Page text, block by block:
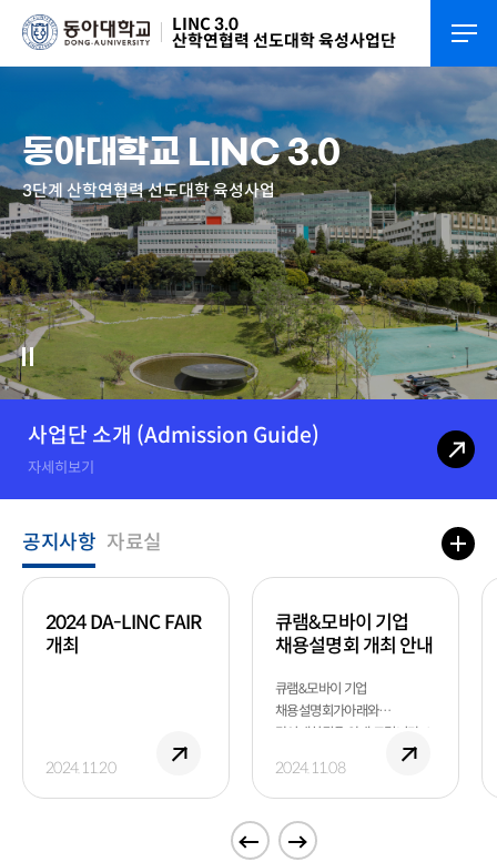
LINC 3.0
산학연협력 선도대학 육성사업단
동아대학교 LINC 3.0
3단계 산학연협력 선도대학 육성사업
사업단 소개 (Admission Guide)
자세히보기
공지사항
2024 DA-LINC FAIR
개최
2024.11.20
큐램&모바이 기업
채용설명회 개최 안내
큐램&모바이 기업
채용설명회가아래와
같이개최됨을 안내 드립니다. 1.
16:00~18:00 2. 장 소:
국립한국해양대학교
산학허브관(G2) 301-5호 3.
참여대상: 부산 지역 대학교의
2024.11.08
자료실